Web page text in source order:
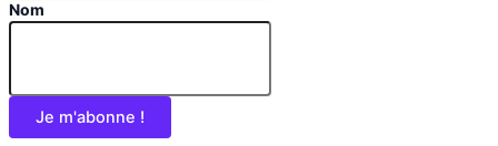
Nom